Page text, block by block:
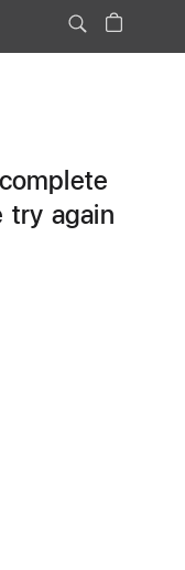
try again